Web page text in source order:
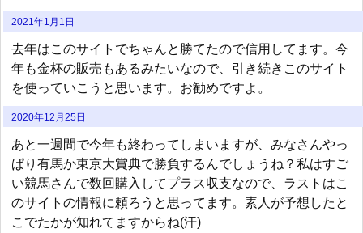
2021年1月1日
去年はこのサイトでちゃんと勝てたので信用してます。今
年も金杯の販売もあるみたいなので、引き続きこのサイト
を使っていこうと思います。お勧めですよ。
2020年12月25日
あと一週間で今年も終わってしまいますが、みなさんやっ
ぱり有馬か東京大賞典で勝負するんでしょうね？私はすご
い競馬さんで数回購入してプラス収支なので、ラストはこ
のサイトの情報に頼ろうと思ってます。素人が予想したと
こでたかが知れてますからね(汗)